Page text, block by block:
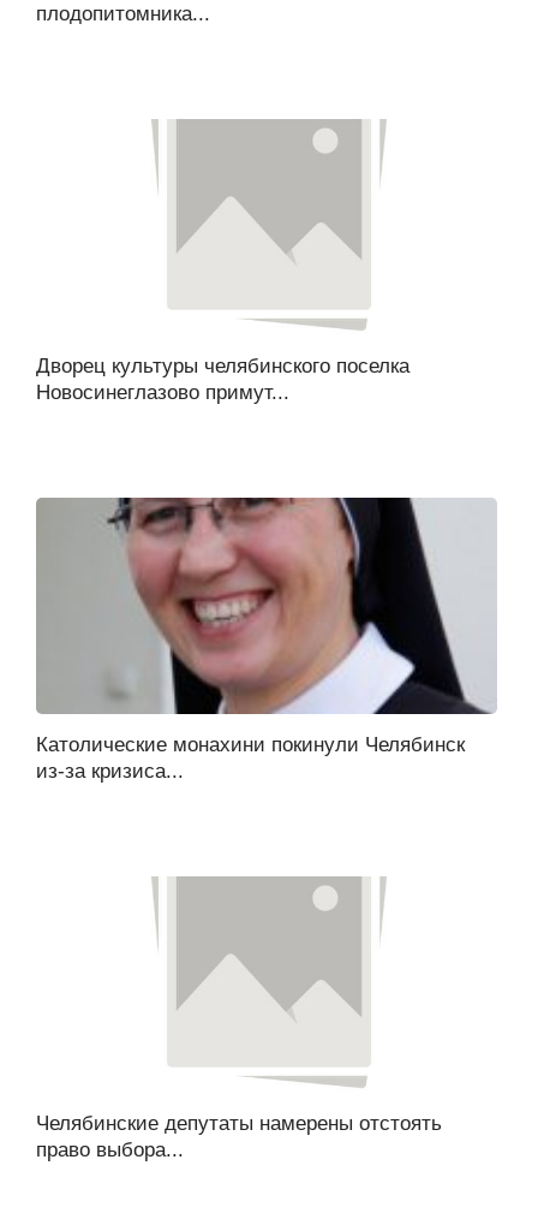
плодопитомника...
Дворец культуры челябинского поселка
Новосинеглазово примут...
Католические монахини покинули Челябинск
из-за кризиса...
Челябинские депутаты намерены отстоять
право выбора...